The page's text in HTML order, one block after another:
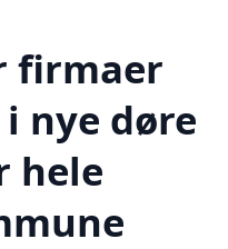
firmaer
nye døre
hele